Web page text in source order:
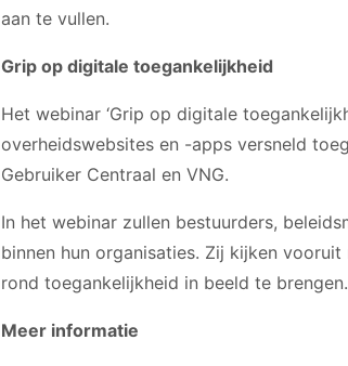
aan te vullen.
Grip op digitale toegankelijkheid
Het webinar ‘Grip op digitale
overheidswebsites en -apps versneld
Gebruiker Centraal en VNG.
In het webinar zullen bestuurders,
binnen hun organisaties. Zij kijken
rond toegankelijkheid in beeld te brengen.
Meer informatie